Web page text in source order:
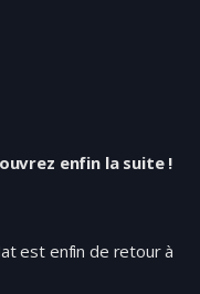
enfin la suite !
est enfin de retour à